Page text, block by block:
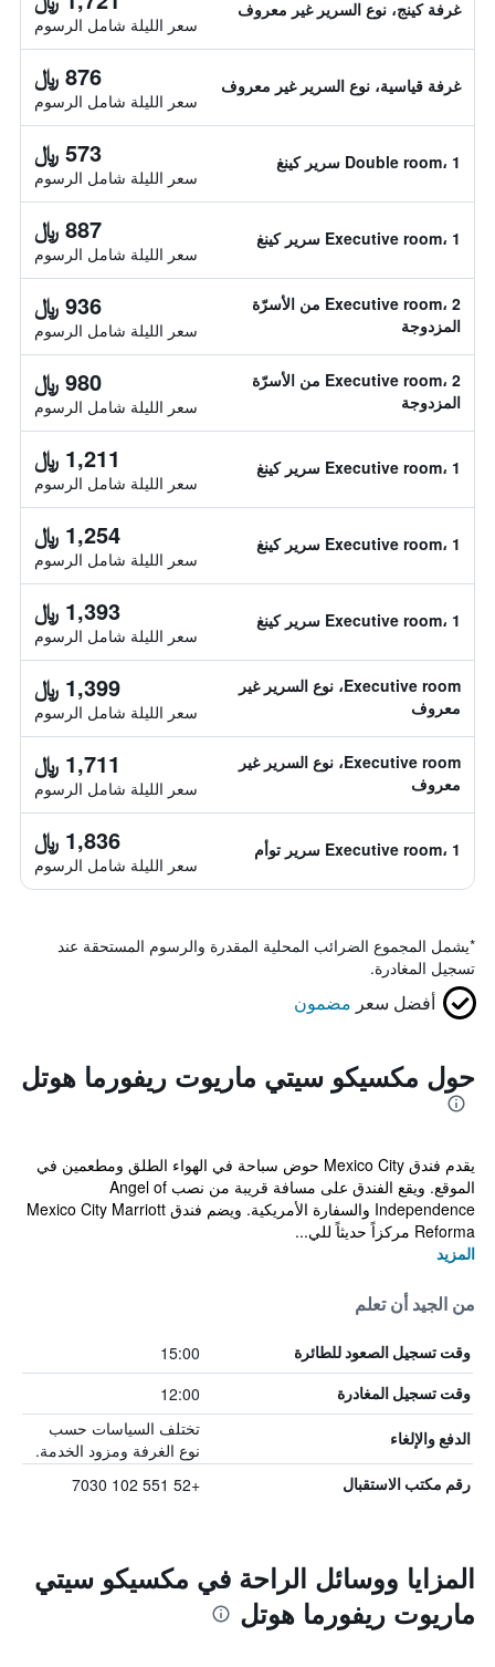
غرفة كينج، نوع السرير غير معروف
سعر الليلة شامل الرسوم
غرفة قياسية، نوع السرير غير معروف 876 ﷼
سعر الليلة شامل الرسوم
Double room، 1 سرير كينغ 573 ﷼
سعر الليلة شامل الرسوم
Executive room، 1 سرير كينغ 887 ﷼
سعر الليلة شامل الرسوم
Executive room، 2 من الأسرّة
المزدوجة
936 ﷼
سعر الليلة شامل الرسوم
Executive room، 2 من الأسرّة
المزدوجة
980 ﷼
سعر الليلة شامل الرسوم
Executive room، 1 سرير كينغ 1,211 ﷼
سعر الليلة شامل الرسوم
Executive room، 1 سرير كينغ 1,254 ﷼
سعر الليلة شامل الرسوم
Executive room، 1 سرير كينغ 1,393 ﷼
سعر الليلة شامل الرسوم
Executive room، نوع السرير غير
معروف
1,399 ﷼
سعر الليلة شامل الرسوم
Executive room، نوع السرير غير
معروف
1,711 ﷼
سعر الليلة شامل الرسوم
Executive room، 1 سرير توأم 1,836 ﷼
سعر الليلة شامل الرسوم
*يشمل المجموع الضرائب المحلية المقدرة والرسوم المستحقة عند
تسجيل المغادرة.
أفضل سعر مضمون
حول مكسيكو سيتي ماريوت ريفورما هوتل
يقدم فندق Mexico City حوض سباحة في الهواء الطلق ومطعمين في
الموقع. ويقع الفندق على مسافة قريبة من نصب Angel of
Independence والسفارة الأمريكية. ويضم فندق Mexico City Marriott
Reforma مركزاً حديثاً للي...
المزيد
من الجيد أن تعلم
وقت تسجيل الصعود للطائرة 15:00
وقت تسجيل المغادرة 12:00
الدفع والإلغاء
تختلف السياسات حسب
نوع الغرفة ومزود الخدمة.
رقم مكتب الاستقبال +52 551 102 7030
المزايا ووسائل الراحة في مكسيكو سيتي
ماريوت ريفورما هوتل